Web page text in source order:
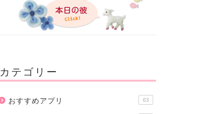
カテゴリー
おすすめアプリ 63